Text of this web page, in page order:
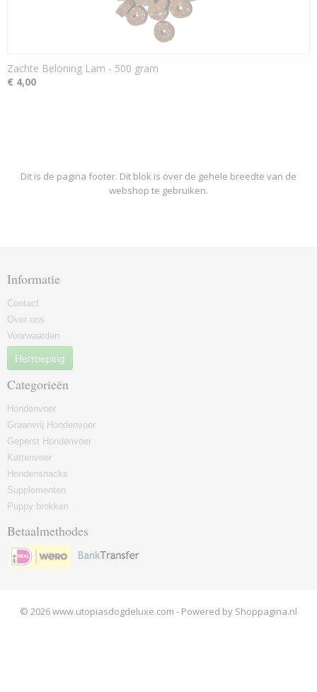
Zachte Beloning Lam - 500 gram
€ 4,00
Dit is de pagina footer. Dit blok is over de gehele breedte van de
webshop te gebruiken.
Informatie
Contact
Over ons
Voorwaarden
Herroeping
Categorieën
Hondenvoer
Graanvrij Hondenvoer
Geperst Hondenvoer
Kattenvoer
Hondensnacks
Supplementen
Puppy brokken
Betaalmethodes
© 2026 www.utopiasdogdeluxe.com - Powered by Shoppagina.nl